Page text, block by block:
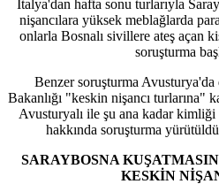
İtalya'dan hafta sonu turlarıyla
nişancılara yüksek meblağlarda
onlarla Bosnalı sivillere ateş açan
soruşturma
Benzer soruşturma Avusturya'da
Bakanlığı "keskin nişancı turlarına"
Avusturyalı ile şu ana kadar
hakkında soruşturma
SARAYBOSNA
KESKİN